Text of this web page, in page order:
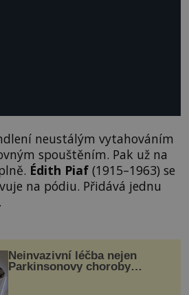
neustálým vytahováním
spouštěním. Pak už na
Édith Piaf (1915–1963) se
na pódiu. Přidává jednu
Neinvazivní léčba nejen
Parkinsonovy choroby